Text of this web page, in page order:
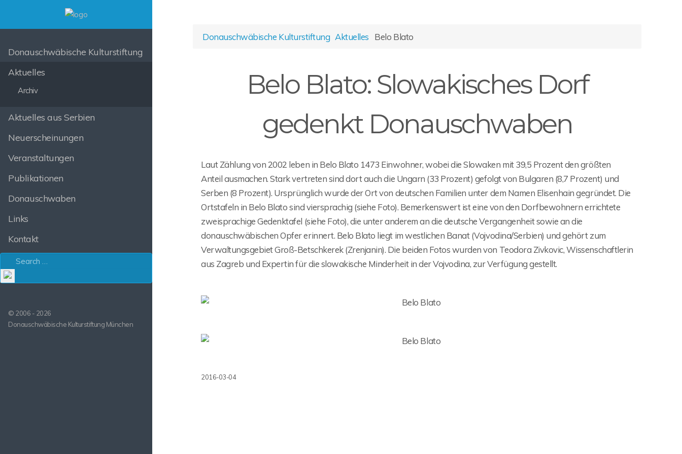
Donauschwäbische Kulturstiftung
Aktuelles
Archiv
Aktuelles aus Serbien
Neuerscheinungen
Veranstaltungen
Publikationen
Donauschwaben
Links
Kontakt
© 2006 - 2026
Donauschwäbische Kulturstiftung München
Donauschwäbische Kulturstiftung Aktuelles Belo Blato
Belo Blato: Slowakisches Dorf
gedenkt Donauschwaben
Laut Zählung von 2002 leben in Belo Blato 1473 Einwohner, wobei die Slowaken mit 39,5 Prozent den größten
Anteil ausmachen. Stark vertreten sind dort auch die Ungarn (33 Prozent) gefolgt von Bulgaren (8,7 Prozent) und
Serben (8 Prozent). Ursprünglich wurde der Ort von deutschen Familien unter dem Namen Elisenhain gegründet. Die
Ortstafeln in Belo Blato sind viersprachig (siehe Foto). Bemerkenswert ist eine von den Dorfbewohnern errichtete
zweisprachige Gedenktafel (siehe Foto), die unter anderem an die deutsche Vergangenheit sowie an die
donauschwäbischen Opfer erinnert. Belo Blato liegt im westlichen Banat (Vojvodina/Serbien) und gehört zum
Verwaltungsgebiet Groß-Betschkerek (Zrenjanin). Die beiden Fotos wurden von Teodora Zivkovic, Wissenschaftlerin
aus Zagreb und Expertin für die slowakische Minderheit in der Vojvodina, zur Verfügung gestellt.
2016-03-04